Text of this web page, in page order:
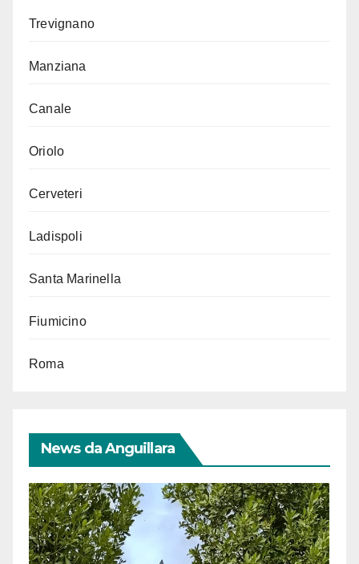
Trevignano
Manziana
Canale
Oriolo
Cerveteri
Ladispoli
Santa Marinella
Fiumicino
Roma
News da Anguillara